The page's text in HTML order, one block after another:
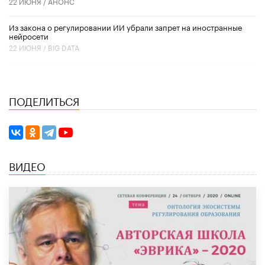
Из закона о регулировании ИИ убрали запрет на иностранные
нейросети
22 ИЮНЯ / BIG DATA
ПОДЕЛИТЬСЯ
ВИДЕО